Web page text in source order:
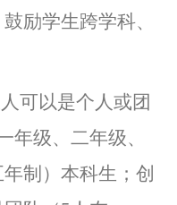
励学生跨学科、
可以是个人或团
年级、二年级、
制）本科生；创